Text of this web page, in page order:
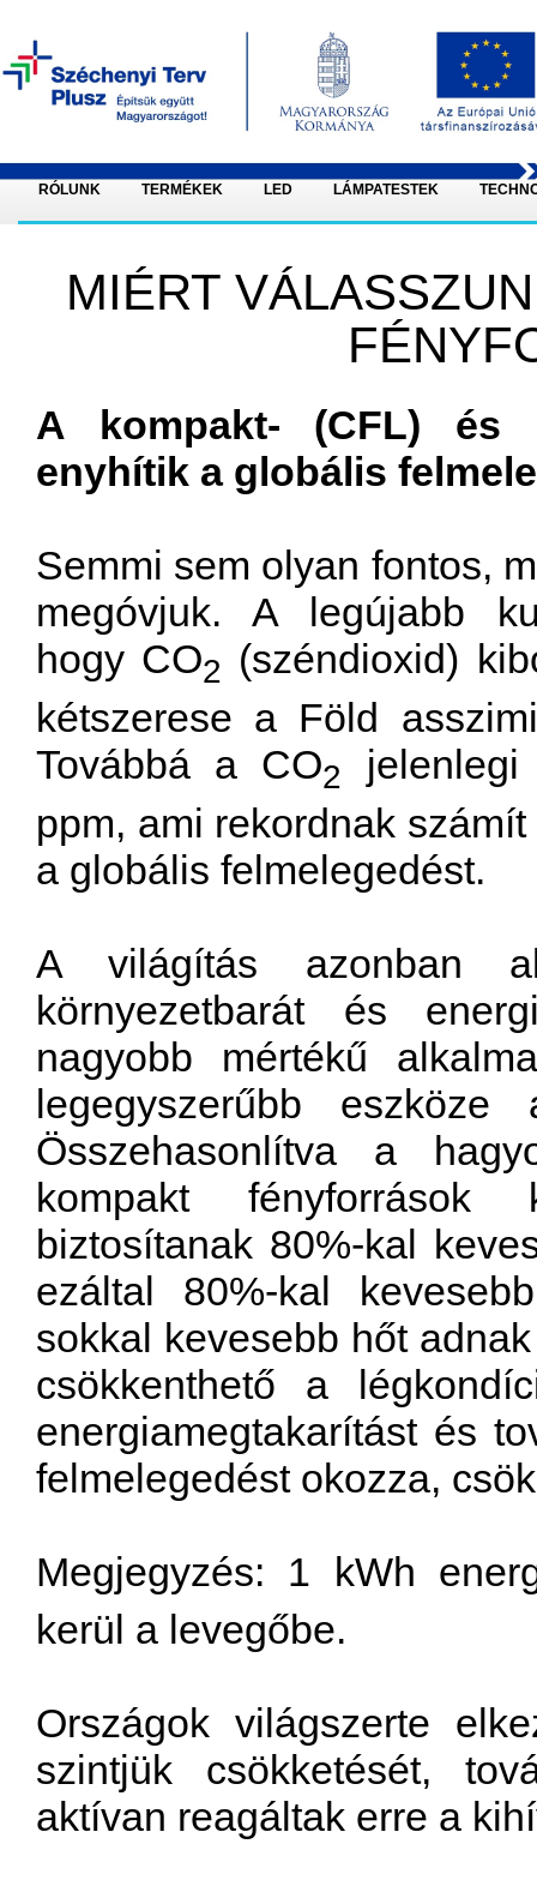
RÓLUNK TERMÉKEK LED LÁMPATESTEK
MIÉRT
A kompakt- (CFL) és
enyhítik a globális
Semmi sem olyan fontos,
megóvjuk. A legújabb
hogy CO2 (széndioxid)
kétszerese a Föld
Továbbá a CO2
jelenlegi
ppm, ami rekordnak számít
a globális felmelegedést.
Avilágítás azonban
környezetbarát
és
nagyobb
mértékű
legegyszerűbb
eszköze
Összehasonlítva a
kompakt
fényforrások
biztosítanak 80%-kal
ezáltal 80%-kal
kevesebb
sokkal kevesebb hőt adnak
csökkenthető a
energiamegtakarítást és
felmelegedést okozza,
Megjegyzés: 1 kWh
kerül a levegőbe.
Országok világszerte
szintjük
csökketését,
aktívan reagáltak erre a